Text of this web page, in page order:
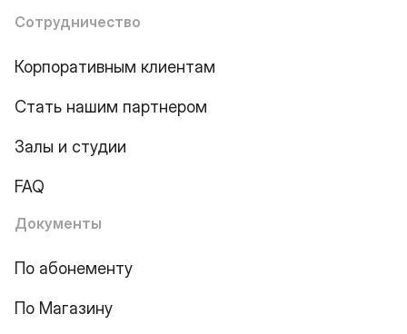
Сотрудничество
Корпоративным клиентам
Стать нашим партнером
Залы и студии
FAQ
Документы
По абонементу
По Магазину